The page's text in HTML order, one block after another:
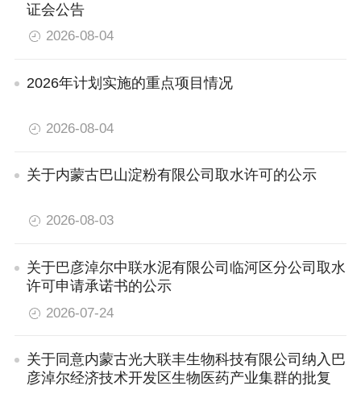
证会公告
2026-08-04
2026年计划实施的重点项目情况
2026-08-04
关于内蒙古巴山淀粉有限公司取水许可的公示
2026-08-03
关于巴彦淖尔中联水泥有限公司临河区分公司取水
许可申请承诺书的公示
2026-07-24
关于同意内蒙古光大联丰生物科技有限公司纳入巴
彦淖尔经济技术开发区生物医药产业集群的批复